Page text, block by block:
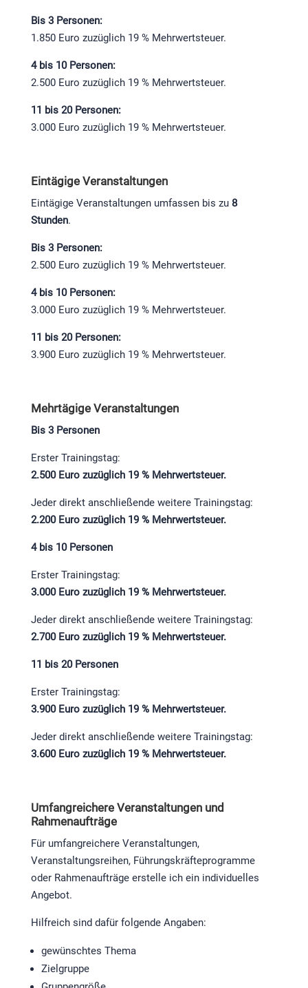
Bis 3 Personen:
1.850 Euro zuzüglich 19 % Mehrwertsteuer.
4 bis 10 Personen:
2.500 Euro zuzüglich 19 % Mehrwertsteuer.
11 bis 20 Personen:
3.000 Euro zuzüglich 19 % Mehrwertsteuer.
Eintägige Veranstaltungen
Eintägige Veranstaltungen umfassen bis zu 8
Stunden.
Bis 3 Personen:
2.500 Euro zuzüglich 19 % Mehrwertsteuer.
4 bis 10 Personen:
3.000 Euro zuzüglich 19 % Mehrwertsteuer.
11 bis 20 Personen:
3.900 Euro zuzüglich 19 % Mehrwertsteuer.
Mehrtägige Veranstaltungen
Bis 3 Personen
Erster Trainingstag:
2.500 Euro zuzüglich 19 % Mehrwertsteuer.
Jeder direkt anschließende weitere Trainingstag:
2.200 Euro zuzüglich 19 % Mehrwertsteuer.
4 bis 10 Personen
Erster Trainingstag:
3.000 Euro zuzüglich 19 % Mehrwertsteuer.
Jeder direkt anschließende weitere Trainingstag:
2.700 Euro zuzüglich 19 % Mehrwertsteuer.
11 bis 20 Personen
Erster Trainingstag:
3.900 Euro zuzüglich 19 % Mehrwertsteuer.
Jeder direkt anschließende weitere Trainingstag:
3.600 Euro zuzüglich 19 % Mehrwertsteuer.
Umfangreichere Veranstaltungen und
Rahmenaufträge
Für umfangreichere Veranstaltungen,
Veranstaltungsreihen, Führungskräfteprogramme
oder Rahmenaufträge erstelle ich ein individuelles
Angebot.
Hilfreich sind dafür folgende Angaben:
gewünschtes Thema
Zielgruppe